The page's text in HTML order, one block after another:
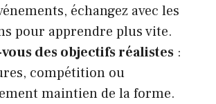
échangez avec les
pour apprendre plus vite.
des objectifs réalistes :
compétition ou
maintien de la forme.